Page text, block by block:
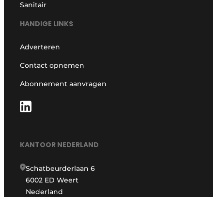
Sanitair
HANDIGE LINKS
Adverteren
Contact opnemen
Abonnement aanvragen
KANTOOR NEDERLAND
Schatbeurderlaan 6
6002 ED Weert
Nederland